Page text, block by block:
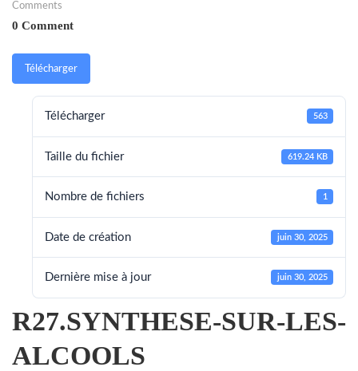
Comments
0 Comment
Télécharger
Télécharger 563
Taille du fichier 619.24 KB
Nombre de fichiers 1
Date de création juin 30, 2025
Dernière mise à jour juin 30, 2025
R27.SYNTHESE-SUR-LES-
ALCOOLS